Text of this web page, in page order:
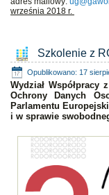
września 2018 r.
Szkolenie z
Opublikowano: 17
Wydział
Ochrony Danych
Parlamentu
i w sprawie